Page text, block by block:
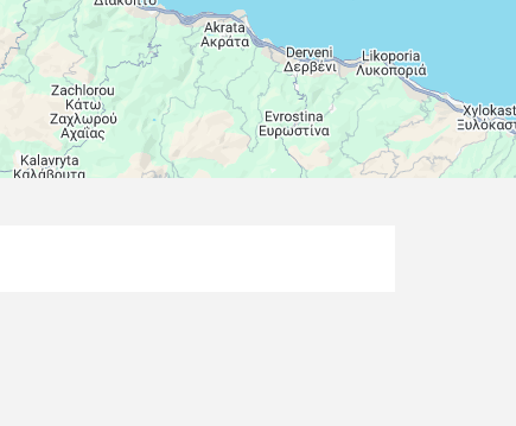
Leaflet | Map data © Google